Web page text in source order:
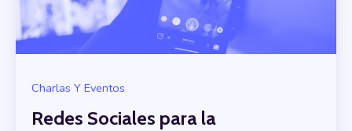
Charlas Y Eventos
Redes Sociales para la